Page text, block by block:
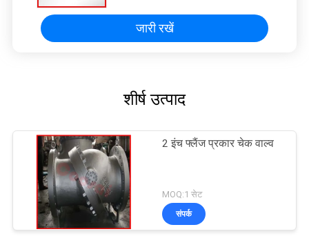
जारी रखें
शीर्ष उत्पाद
2 इंच फ्लैंज प्रकार चेक वाल्व
MOQ:1 सेट
संपर्क